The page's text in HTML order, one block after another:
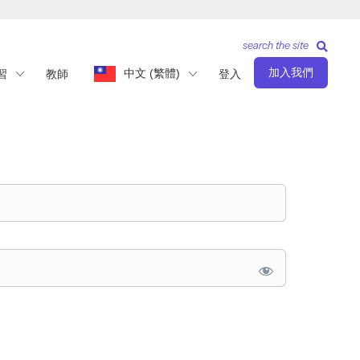
教師 中文 (繁體) 登入 加入我們
search the site